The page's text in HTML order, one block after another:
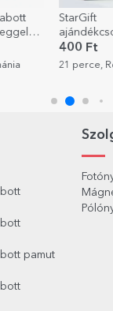
Személyre
Boldog
7 043 Ft
21 perce,
pamut